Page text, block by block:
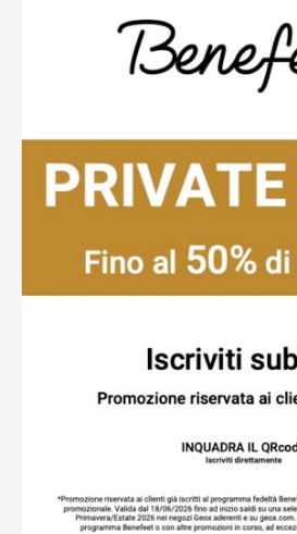
Ottieni indicazioni